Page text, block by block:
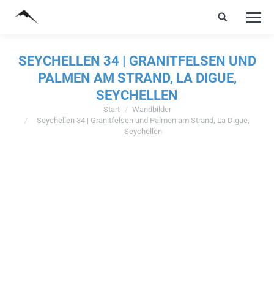
SEYCHELLEN 34 | GRANITFELSEN UND
PALMEN AM STRAND, LA DIGUE,
SEYCHELLEN
Start
Wandbilder
Seychellen 34 | Granitfelsen und Palmen am Strand, La Digue,
Seychellen